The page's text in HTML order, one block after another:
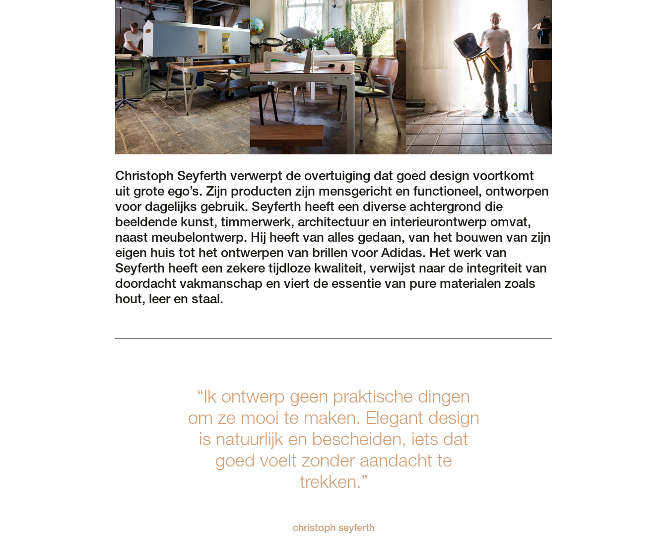
Christoph Seyferth verwerpt de overtuiging dat goed design voortkomt
uit grote ego’s. Zijn producten zijn mensgericht en functioneel, ontworpen
voor dagelijks gebruik. Seyferth heeft een diverse achtergrond die
beeldende kunst, timmerwerk, architectuur en interieurontwerp omvat,
naast meubelontwerp. Hij heeft van alles gedaan, van het bouwen van zijn
eigen huis tot het ontwerpen van brillen voor Adidas. Het werk van
Seyferth heeft een zekere tijdloze kwaliteit, verwijst naar de integriteit van
doordacht vakmanschap en viert de essentie van pure materialen zoals
hout, leer en staal.
“Ik ontwerp geen praktische dingen
om ze mooi te maken. Elegant design
is natuurlijk en bescheiden, iets dat
goed voelt zonder aandacht te
trekken.”
christoph seyferth